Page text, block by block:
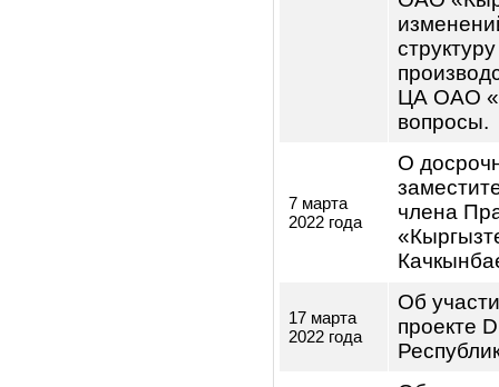
О
О
О
год.